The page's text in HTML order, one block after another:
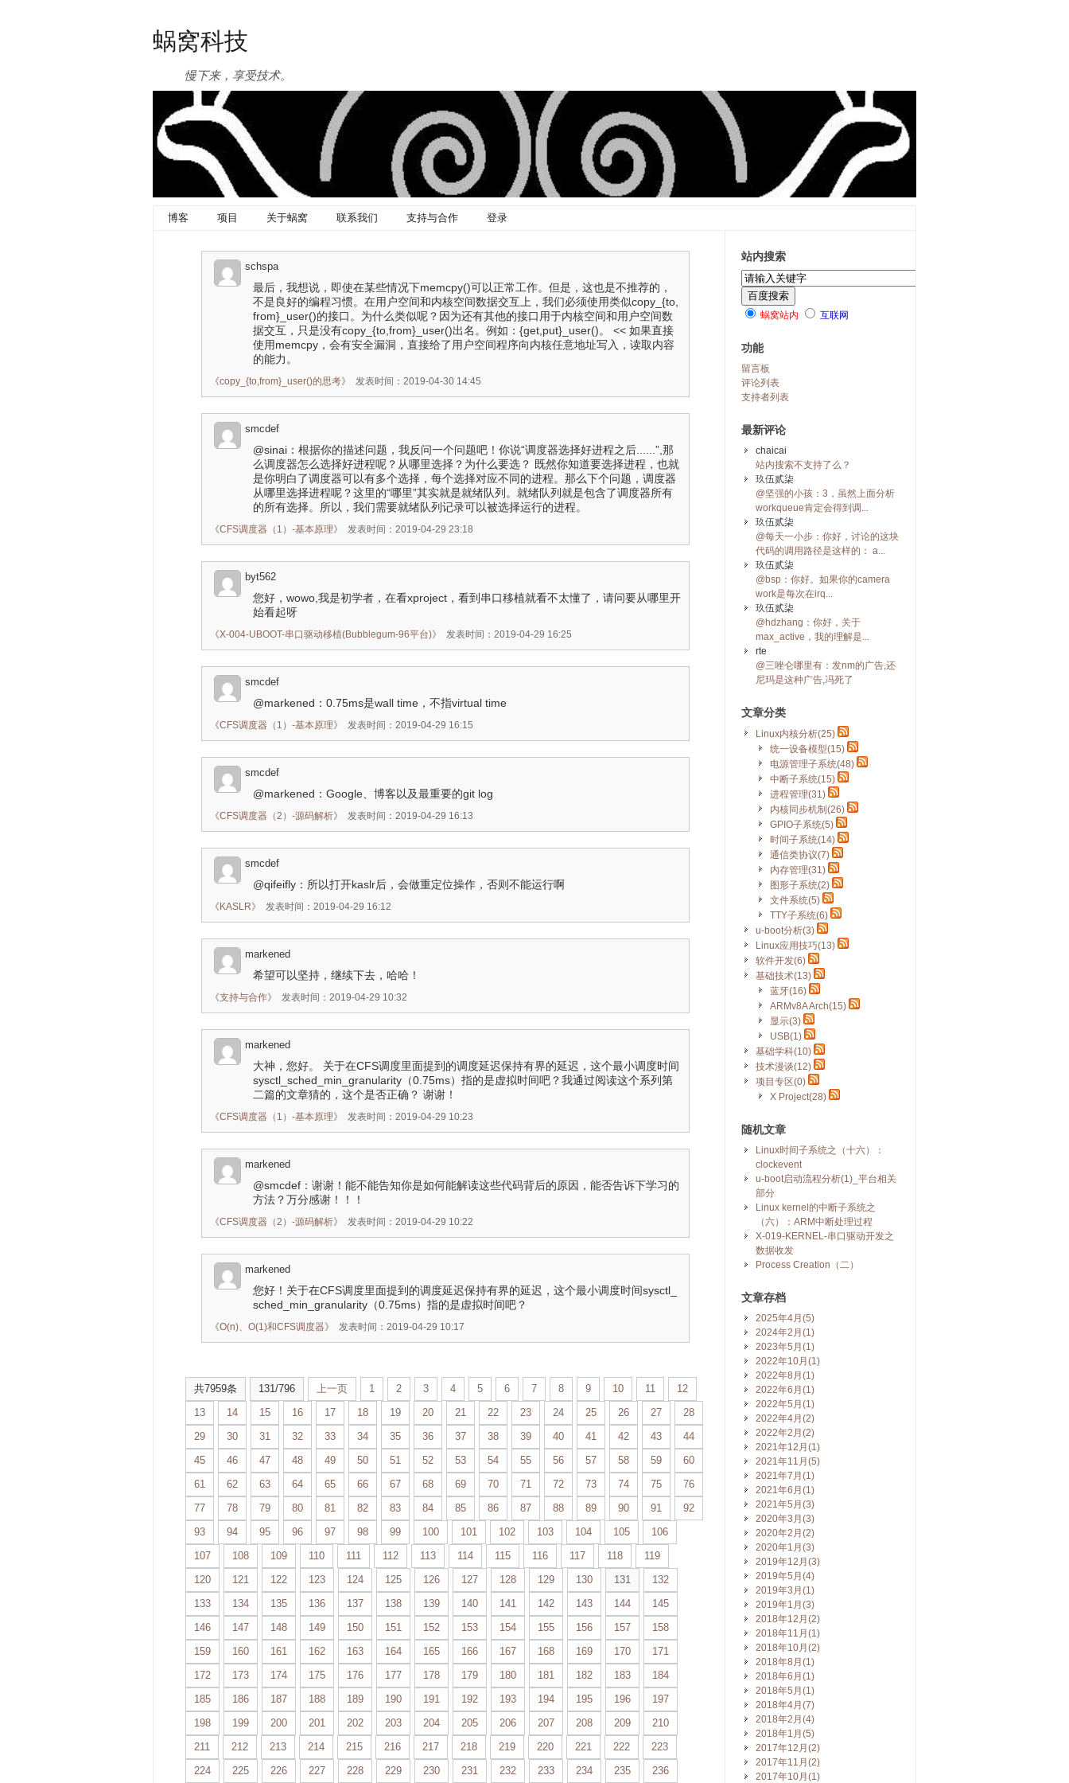
蜗窝科技
慢下来，享受技术。
博客 项目 关于蜗窝 联系我们 支持与合作 登录
schspa
最后，我想说，即使在某些情况下memcpy()可以正常工作。但是，这也是不推荐的，
不是良好的编程习惯。在用户空间和内核空间数据交互上，我们必须使用类似copy_{to,
from}_user()的接口。为什么类似呢？因为还有其他的接口用于内核空间和用户空间数
据交互，只是没有copy_{to,from}_user()出名。例如：{get,put}_user()。 << 如果直接
使用memcpy，会有安全漏洞，直接给了用户空间程序向内核任意地址写入，读取内容
的能力。
《copy_{to,from}_user()的思考》 发表时间：2019-04-30 14:45
smcdef
@sinai：根据你的描述问题，我反问一个问题吧！你说“调度器选择好进程之后......”,那
么调度器怎么选择好进程呢？从哪里选择？为什么要选？ 既然你知道要选择进程，也就
是你明白了调度器可以有多个选择，每个选择对应不同的进程。那么下个问题，调度器
从哪里选择进程呢？这里的“哪里”其实就是就绪队列。就绪队列就是包含了调度器所有
的所有选择。所以，我们需要就绪队列记录可以被选择运行的进程。
《CFS调度器（1）-基本原理》 发表时间：2019-04-29 23:18
byt562
您好，wowo,我是初学者，在看xproject，看到串口移植就看不太懂了，请问要从哪里开
始看起呀
《X-004-UBOOT-串口驱动移植(Bubblegum-96平台)》 发表时间：2019-04-29 16:25
smcdef
@markened：0.75ms是wall time，不指virtual time
《CFS调度器（1）-基本原理》 发表时间：2019-04-29 16:15
smcdef
@markened：Google、博客以及最重要的git log
《CFS调度器（2）-源码解析》 发表时间：2019-04-29 16:13
smcdef
@qifeifly：所以打开kaslr后，会做重定位操作，否则不能运行啊
《 KASLR》 发表时间：2019-04-29 16:12
markened
希望可以坚持，继续下去，哈哈！
《支持与合作》 发表时间：2019-04-29 10:32
markened
大神，您好。 关于在CFS调度里面提到的调度延迟保持有界的延迟，这个最小调度时间
sysctl_sched_min_granularity（0.75ms）指的是虚拟时间吧？我通过阅读这个系列第
二篇的文章猜的，这个是否正确？ 谢谢！
《CFS调度器（1）-基本原理》 发表时间：2019-04-29 10:23
markened
@smcdef：谢谢！能不能告知你是如何能解读这些代码背后的原因，能否告诉下学习的
方法？万分感谢！！！
《CFS调度器（2）-源码解析》 发表时间：2019-04-29 10:22
markened
您好！关于在CFS调度里面提到的调度延迟保持有界的延迟，这个最小调度时间sysctl_
sched_min_granularity（0.75ms）指的是虚拟时间吧？
《O(n)、O(1)和CFS调度器》 发表时间：2019-04-29 10:17
共7959条 131/796 上一页 1 2 3 4 5 6 7 8 9 10 11
12
13
14 15 16 17 18 19 20 21 22 23 24 25 26 27
28
29
30 31 32 33 34 35 36 37 38 39 40 41 42 43
44
45
46 47 48 49 50 51 52 53 54 55 56 57 58 59
60
61
62 63 64 65 66 67 68 69 70 71 72 73 74 75
76
77
78 79 80 81 82 83 84 85 86 87 88 89 90 91
92
93
94 95 96 97 98 99 100 101 102 103 104 105
106
107
108 109 110 111 112 113 114 115 116 117 118
119
120
121 122 123 124 125 126 127 128 129 130 131
132
133
134 135 136 137 138 139 140 141 142 143 144
145
146
147 148 149 150 151 152 153 154 155 156 157
158
159
160 161 162 163 164 165 166 167 168 169 170
171
172
173 174 175 176 177 178 179 180 181 182 183
184
185
186 187 188 189 190 191 192 193 194 195 196
197
198
199 200 201 202 203 204 205 206 207 208 209
210
211
212 213 214 215 216 217 218 219 220 221 222
223
224
225 226 227 228 229 230 231 232 233 234 235
236
站内搜索
蜗窝站内 互联网
功能
留言板
评论列表
支持者列表
最新评论
chaicai
站内搜索不支持了么？
玖伍贰柒
@坚强的小孩：3，虽然上面分析
workqueue肯定会得到调...
玖伍贰柒
@每天一小步：你好，讨论的这块
代码的调用路径是这样的： a...
玖伍贰柒
@bsp：你好。如果你的camera
work是每次在irq...
玖伍贰柒
@hdzhang：你好，关于
max_active，我的理解是...
rte
@三唑仑哪里有：发nm的广告,还
尼玛是这种广告,冯死了
文章分类
Linux内核分析(25)
统一设备模型(15)
电源管理子系统(48)
中断子系统(15)
进程管理(31)
内核同步机制(26)
GPIO子系统(5)
时间子系统(14)
通信类协议(7)
内存管理(31)
图形子系统(2)
文件系统(5)
TTY子系统(6)
u-boot分析(3)
Linux应用技巧(13)
软件开发(6)
基础技术(13)
蓝牙(16)
ARMv8A Arch(15)
显示(3)
USB(1)
基础学科(10)
技术漫谈(12)
项目专区(0)
X Project(28)
随机文章
Linux时间子系统之（十六）：
clockevent
u-boot启动流程分析(1)_平台相关
部分
Linux kernel的中断子系统之
（六）：ARM中断处理过程
X-019-KERNEL-串口驱动开发之
数据收发
Process Creation（二）
文章存档
2025年4月(5)
2024年2月(1)
2023年5月(1)
2022年10月(1)
2022年8月(1)
2022年6月(1)
2022年5月(1)
2022年4月(2)
2022年2月(2)
2021年12月(1)
2021年11月(5)
2021年7月(1)
2021年6月(1)
2021年5月(3)
2020年3月(3)
2020年2月(2)
2020年1月(3)
2019年12月(3)
2019年5月(4)
2019年3月(1)
2019年1月(3)
2018年12月(2)
2018年11月(1)
2018年10月(2)
2018年8月(1)
2018年6月(1)
2018年5月(1)
2018年4月(7)
2018年2月(4)
2018年1月(5)
2017年12月(2)
2017年11月(2)
2017年10月(1)